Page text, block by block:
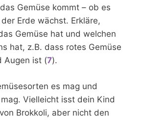
Gemüse kommt – ob es
Erde wächst. Erkläre,
Gemüse hat und welchen
hat, z.B. dass rotes Gemüse
Augen ist (7).
es mag und
Vielleicht isst dein Kind
Brokkoli, aber nicht den